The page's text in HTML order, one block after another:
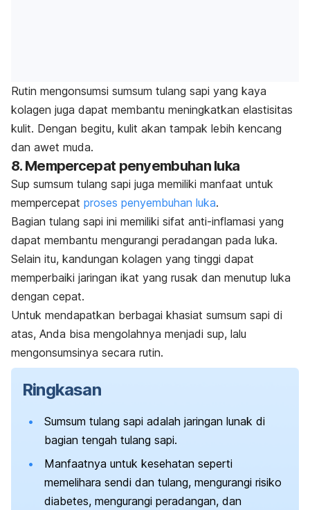
Rutin mengonsumsi sumsum tulang sapi yang kaya
kolagen juga dapat membantu meningkatkan elastisitas
kulit. Dengan begitu, kulit akan tampak lebih kencang
dan awet muda.
8. Mempercepat penyembuhan luka
Sup sumsum tulang sapi juga memiliki manfaat untuk
mempercepat proses penyembuhan luka.
Bagian tulang sapi ini memiliki sifat anti-inflamasi yang
dapat membantu mengurangi peradangan pada luka.
Selain itu, kandungan kolagen yang tinggi dapat
memperbaiki jaringan ikat yang rusak dan menutup luka
dengan cepat.
Untuk mendapatkan berbagai khasiat sumsum sapi di
atas, Anda bisa mengolahnya menjadi sup, lalu
mengonsumsinya secara rutin.
Ringkasan
Sumsum tulang sapi adalah jaringan lunak di
bagian tengah tulang sapi.
Manfaatnya untuk kesehatan seperti
memelihara sendi dan tulang, mengurangi risiko
diabetes, mengurangi peradangan, dan